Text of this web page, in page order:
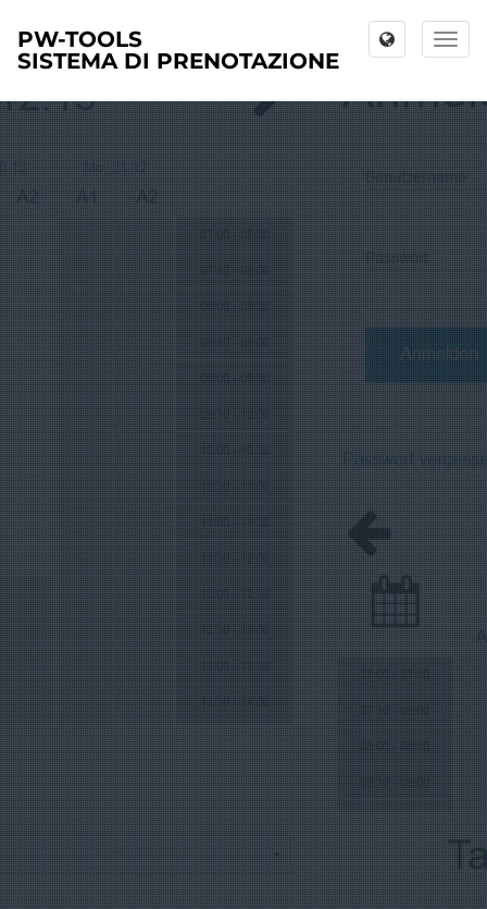
Toggle
PW-TOOLS
SISTEMA DI PRENOTAZIONE